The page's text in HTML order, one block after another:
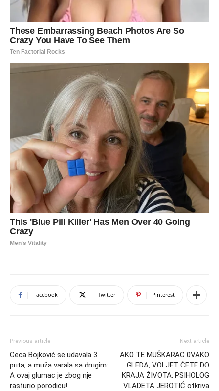
Facebook Twitter Pinterest
Previous article
Ceca Bojković se udavala 3
puta, a muža varala sa drugim:
A ovaj glumac je zbog nje
rasturio porodicu!
Next article
AKO TE MUŠKARAC 0VAKO
GLEDA, VOLJET ĆETE DO
KRAJA ŽIVOTA: PSIHOLOG
VLADETA JEROTIĆ otkriva